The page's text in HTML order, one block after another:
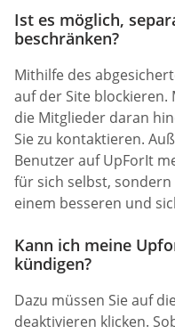
Ist es möglich,
beschränken?
Mithilfe des
auf der Site blockieren.
die Mitglieder daran
Sie zu kontaktieren.
Benutzer auf UpForIt
für sich selbst,
einem besseren und
Kann ich meine
kündigen?
Dazu müssen Sie auf
deaktivieren klicken.